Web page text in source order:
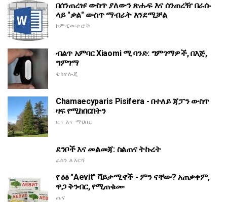
በሰንጠረዡ ውስጥ ያለውን ጽሑፍ እና ሰንጠረዥ በራሱ
ላይ "ቃል" ውስጥ ማብራት እንደሚቻል
ኮምፒውተሮች
ብልጥ አምባር Xiaomi ሚ ባንድ: ግምገማዎች, በእጅ,
ግምገማ
ቴክኖሎጂ
Chamaecyparis Pisifera - በተለይ ጃፓን ውስጥ
ዛፍ የሚከበርበትን
ዜና እና ማህበር
ደንቦች እና መልመጃ: ስልጠና ትኩረት
ራስን ለእርሻ
የ ዕፅ "Aevit" ቫይታሚኖች - ምን ናቸው? አጠቃቀም,
ዋጋ ቅንብር, የሚጠቁሙ
ጤና